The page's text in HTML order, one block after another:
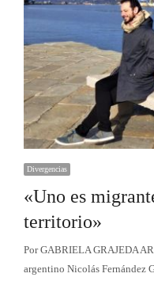
Divergencias
«Uno es
territorio»
Por GABRIELA GRAJEDA
argentino Nicolás Fernández